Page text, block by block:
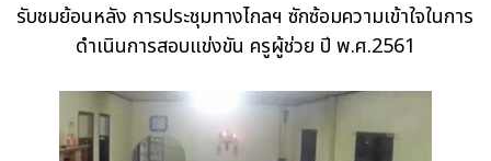
รับชมย้อนหลัง การประชุมทางไกลฯ ซักซ้อมความเข้าใจในการ
ดำเนินการสอบแข่งขัน ครูผู้ช่วย ปี พ.ศ.2561